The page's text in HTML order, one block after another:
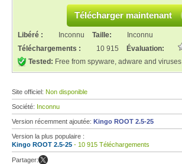
Télécharger maintenant
Libéré : Inconnu Taille:
Inconnu
Téléchargements :
10 915
Évaluation:
Tested: Free from spyware, adware and viruses
Site officiel: Non disponible
Société: Inconnu
Version récemment ajoutée: Kingo ROOT 2.5-25
Version la plus populaire :
Kingo ROOT 2.5-25 - 10 915 Téléchargements
Partager: